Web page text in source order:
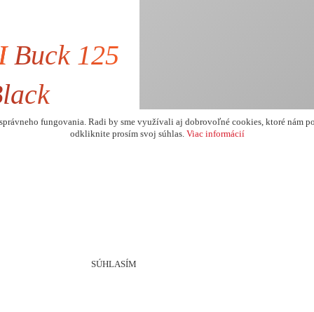
Buck 125
a kompaktný skúter
a pohodlné...
2.749,- €
fungovania. Radi by sme využívali aj dobrovoľné cookies, ktoré nám
odkliknite prosím svoj súhlas. Viac informácií
SÚHLASÍM